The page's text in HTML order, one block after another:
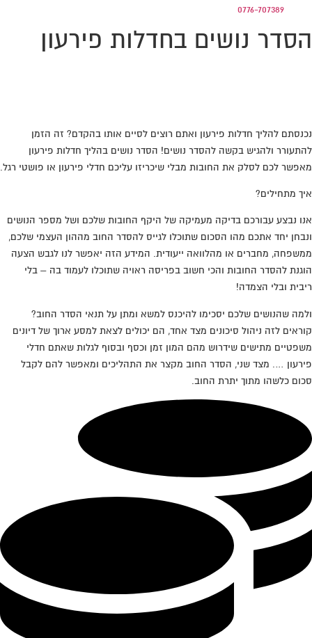
0776-707389
הסדר נושים בחדלות פירעון
נכנסתם להליך חדלות פירעון ואתם רוצים לסיים אותו בהקדם? זה הזמן
להתעורר ולהגיש בקשה להסדר נושים! הסדר נושים בהליך חדלות פירעון
מאפשר לכם לסלק את החובות מבלי שיכריזו עליכם חדלי פירעון או פושטי רגל.
איך מתחילים?
אנו נבצע עבורכם בדיקה מעמיקה של היקף החובות שלכם ושל מספר הנושים
ונבחן יחד אתכם מהו הסכום שתוכלו לגייס להסדר החוב מההון העצמי שלכם,
ממשפחה, מחברים או מהלוואה ייעודית. המידע הזה יאפשר לנו לגבש הצעה
הוגנת להסדר החובות והכי חשוב בפריסה ראויה שתוכלו לעמוד בה – בלי
ריבית ובלי הצמדה!
ולמה שהנושים שלכם יסכימו להיכנס למשא ומתן על תנאי הסדר החוב?
קוראים לזה ניהול סיכונים מצד אחד, הם יכולים לצאת למסע ארוך של דיונים
משפטיים מתישים שידרוש מהם המון זמן וכסף ובסוף לגלות שאתם חדלי
פירעון …. מצד שני, הסדר החוב מקצר את התהליכים ומאפשר להם לקבל
סכום כלשהו מתוך יתרת החוב.